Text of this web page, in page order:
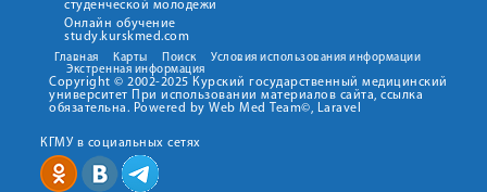
студенческой молодежи
Онлайн обучение
study.kurskmed.com
Главная Карты Поиск
Условия использования информации
Экстренная информация
Copyright © 2002-2025 Курский государственный медицинский
университет При использовании материалов сайта, ссылка
обязательна. Powered by Web Med Team©, Laravel
КГМУ в социальных сетях